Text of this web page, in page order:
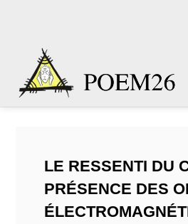
LE RESSENTI DU
PRÉSENCE DES